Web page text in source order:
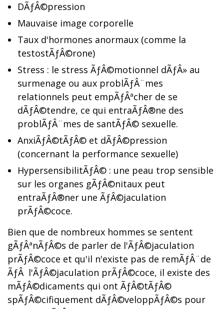
DÃƒÂ©pression
Mauvaise image corporelle
Taux d'hormones anormaux (comme la
testostÃƒÂ©rone)
Stress : le stress ÃƒÂ©motionnel dÃƒÂ» au
surmenage ou aux problÃƒÂ¨mes
relationnels peut empÃƒÂªcher de se
dÃƒÂ©tendre, ce qui entraÃƒÂ®ne des
problÃƒÂ¨mes de santÃƒÂ© sexuelle.
AnxiÃƒÂ©tÃƒÂ© et dÃƒÂ©pression
(concernant la performance sexuelle)
HypersensibilitÃƒÂ© : une peau trop sensible
sur les organes gÃƒÂ©nitaux peut
entraÃƒÂ®ner une ÃƒÂ©jaculation
prÃƒÂ©coce.
Bien que de nombreux hommes se sentent
gÃƒÂªnÃƒÂ©s de parler de l'ÃƒÂ©jaculation
prÃƒÂ©coce et qu'il n'existe pas de remÃƒÂ¨de
ÃƒÂ l'ÃƒÂ©jaculation prÃƒÂ©coce, il existe des
mÃƒÂ©dicaments qui ont ÃƒÂ©tÃƒÂ©
spÃƒÂ©cifiquement dÃƒÂ©veloppÃƒÂ©s pour